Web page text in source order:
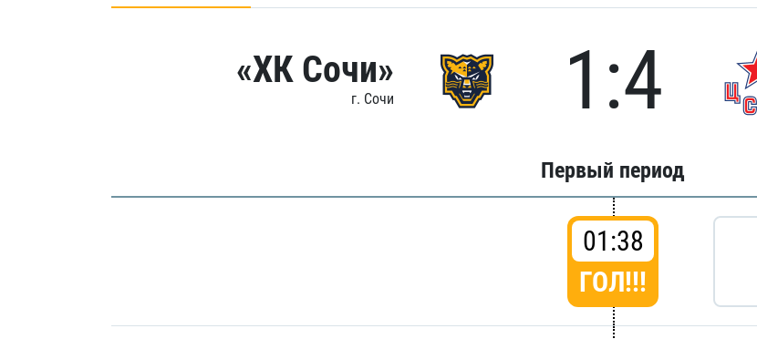
«ХК Сочи»
г. Сочи 1:4
Первый период
01:38
ГОЛ!!!